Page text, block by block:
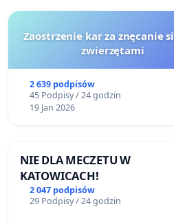
Zaostrzenie kar za znęcanie
zwierzętami
2 639 podpisów
45 Podpisy / 24 godzin
19 Jan 2026
NIE DLA MECZETU W
KATOWICACH!
2 047 podpisów
29 Podpisy / 24 godzin